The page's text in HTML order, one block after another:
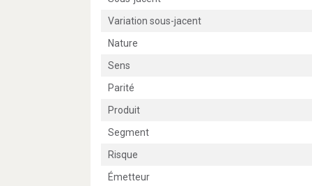
Variation sous-jacent
Nature
Sens
Parité
Produit
Segment
Risque
Émetteur